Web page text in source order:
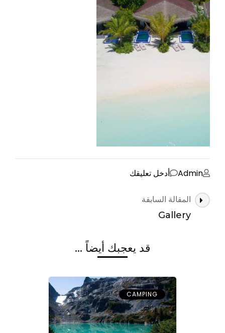
Admin أدخل تعليقك
التنقل
بين
المقالة السابقة
Gallery
قد يعجبك أيضاً ...
CAMPING